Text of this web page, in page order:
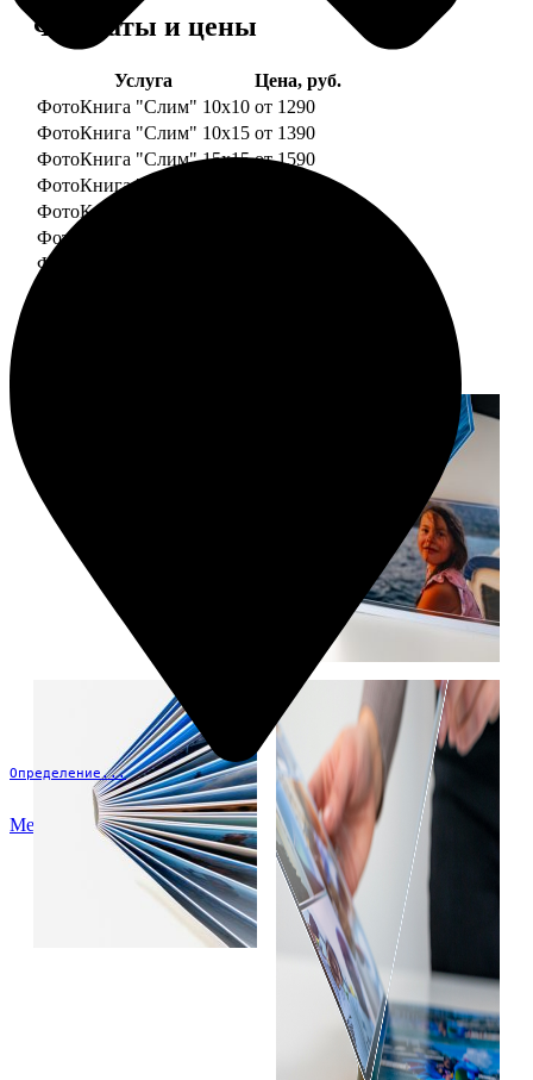
Определение...
Меню
Форматы и цены
Услуга
Цена, руб.
ФотоКнига "Слим" 10x10 от 1290
ФотоКнига "Слим" 10x15 от 1390
ФотоКнига "Слим" 15x15 от 1590
ФотоКнига "Слим" 15x20
ФотоКнига "Слим" 20x20
ФотоКнига "Слим" 20x30
ФотоКнига "Слим" 25x25